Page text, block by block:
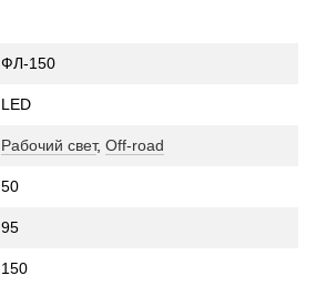
ФЛ-150
LED
Рабочий свет, Off-road
50
95
150